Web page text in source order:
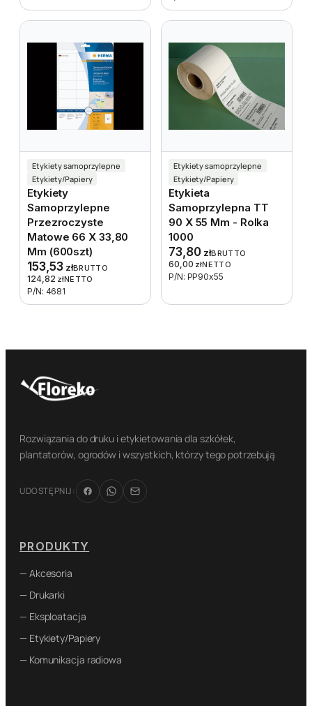
Etykiety samoprzylepne
Etykiety/Papiery
Etykiety
Samoprzylepne
Przezroczyste
Matowe 66 X 33,80
Mm (600szt)
153,53 złBRUTTO
124,82 złNETTO
P/N: 4681
Etykiety samoprzylepne
Etykiety/Papiery
Etykieta
Samoprzylepna TT
90 X 55 Mm - Rolka
1000
73,80 złBRUTTO
60,00 złNETTO
P/N: PP90x55
Rozwiązania do druku i etykietowania dla szkółek,
plantatorów, ogrodów i wszystkich, którzy tego potrzebują
UDOSTĘPNIJ:
PRODUKTY
— Akcesoria
— Drukarki
— Eksploatacja
— Etykiety/Papiery
— Komunikacja radiowa